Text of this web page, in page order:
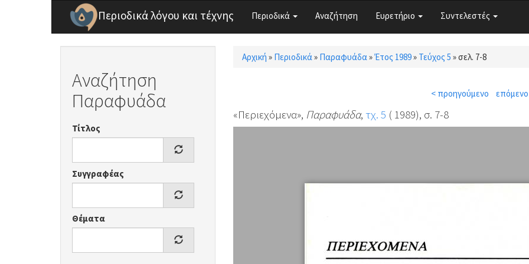
Παράκαμψη προς το κυρίως περιεχόμενο
Περιοδικά λόγου και τέχνης Περιοδικά Αναζήτηση Ευρετήριο Συντελεστές
Αναζήτηση
Παραφυάδα
Τίτλος
Συγγραφέας
Θέματα
Είστε εδώ
Αρχική » Περιοδικά» Παραφυάδα»Έτος 1989» Τεύχος 5 »σελ. 7-8
< προηγούμενο
«Περιεχόμενα», Παραφυάδα, τχ. 5 ( 1989), σ. 7-8